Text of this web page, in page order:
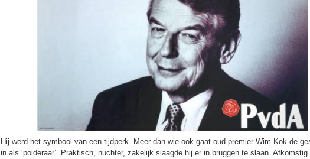
Hij werd het symbool van een tijdperk. Meer dan wie ook gaat oud-premier Wim Kok de
in als ‘polderaar’. Praktisch, nuchter, zakelijk slaagde hij er in bruggen te slaan. Afkomstig